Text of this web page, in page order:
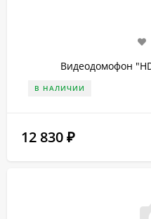
Видеодомофон
В НАЛИЧИИ
12 830 ₽